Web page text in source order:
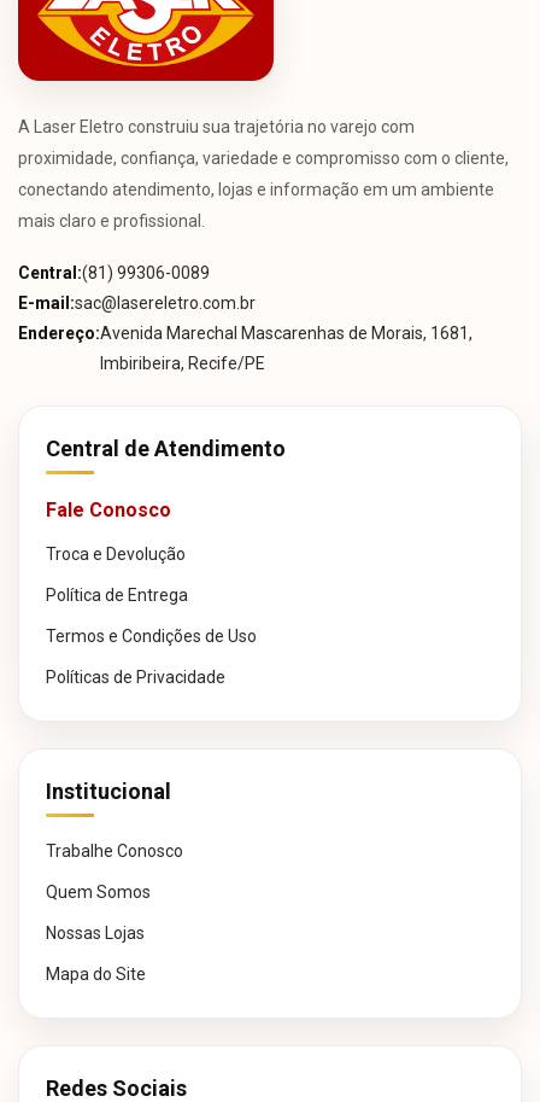
A Laser Eletro construiu sua trajetória no varejo com
proximidade, confiança, variedade e compromisso com o cliente,
conectando atendimento, lojas e informação em um ambiente
mais claro e profissional.
Central:(81) 99306-0089
E-mail:sac@lasereletro.com.br
Endereço:Avenida Marechal Mascarenhas de Morais, 1681,
Imbiribeira, Recife/PE
Central de Atendimento
Fale Conosco
Troca e Devolução
Política de Entrega
Termos e Condições de Uso
Políticas de Privacidade
Institucional
Trabalhe Conosco
Quem Somos
Nossas Lojas
Mapa do Site
Redes Sociais